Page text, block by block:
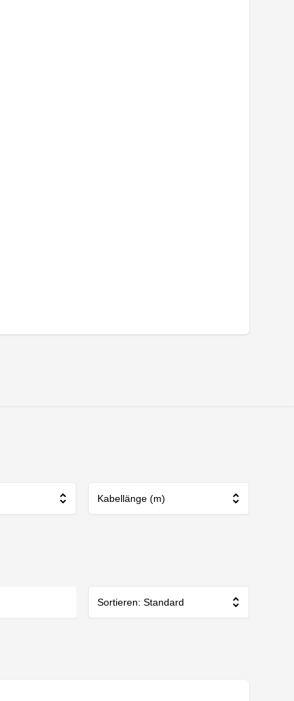
Kabellänge (m)
Sortieren: Standard